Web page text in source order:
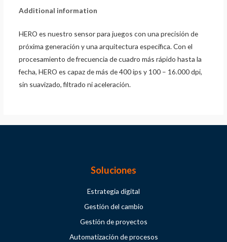
Additional information
HERO es nuestro sensor para juegos con una precisión de
próxima generación y una arquitectura específica. Con el
procesamiento de frecuencia de cuadro más rápido hasta la
fecha, HERO es capaz de más de 400 ips y 100 – 16.000 dpi,
sin suavizado, filtrado ni aceleración.
Soluciones
Estrategia digital
Gestión del cambio
Gestión de proyectos
Automatización de procesos